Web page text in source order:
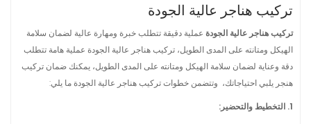
تركيب هناجر عالية الجودة
تركيب هناجر عالية الجودة عملية دقيقة تتطلب خبرة ومهارة عالية لضمان سلامة
الهيكل ومتانته على المدى الطويل، تركيب هناجر عالية الجودة عملية هامة تتطلب
دقة وعناية لضمان سلامة الهيكل ومتانته على المدى الطويل، يمكنك ضمان تركيب
هنجر يلبي احتياجاتك، وتتضمن خطوات تركيب هناجر عالية الجودة ما يلي:
1. التخطيط والتحضير: